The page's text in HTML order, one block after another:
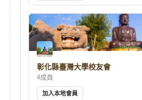
彰化縣臺灣大學校友會
4成員
加入本地會員